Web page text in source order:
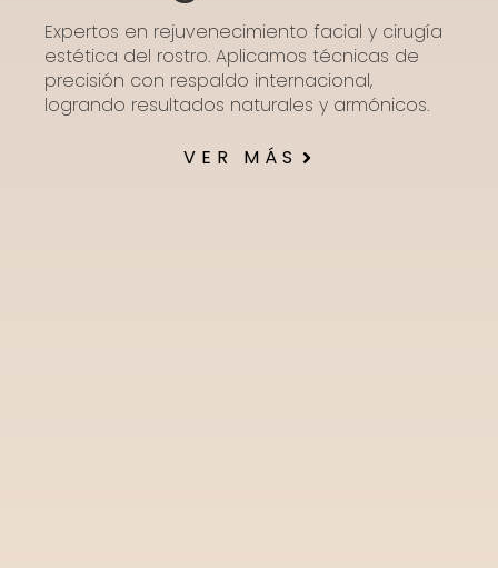
Expertos en rejuvenecimiento facial y cirugía
estética del rostro. Aplicamos técnicas de
precisión con respaldo internacional,
logrando resultados naturales y armónicos.
VER MÁS